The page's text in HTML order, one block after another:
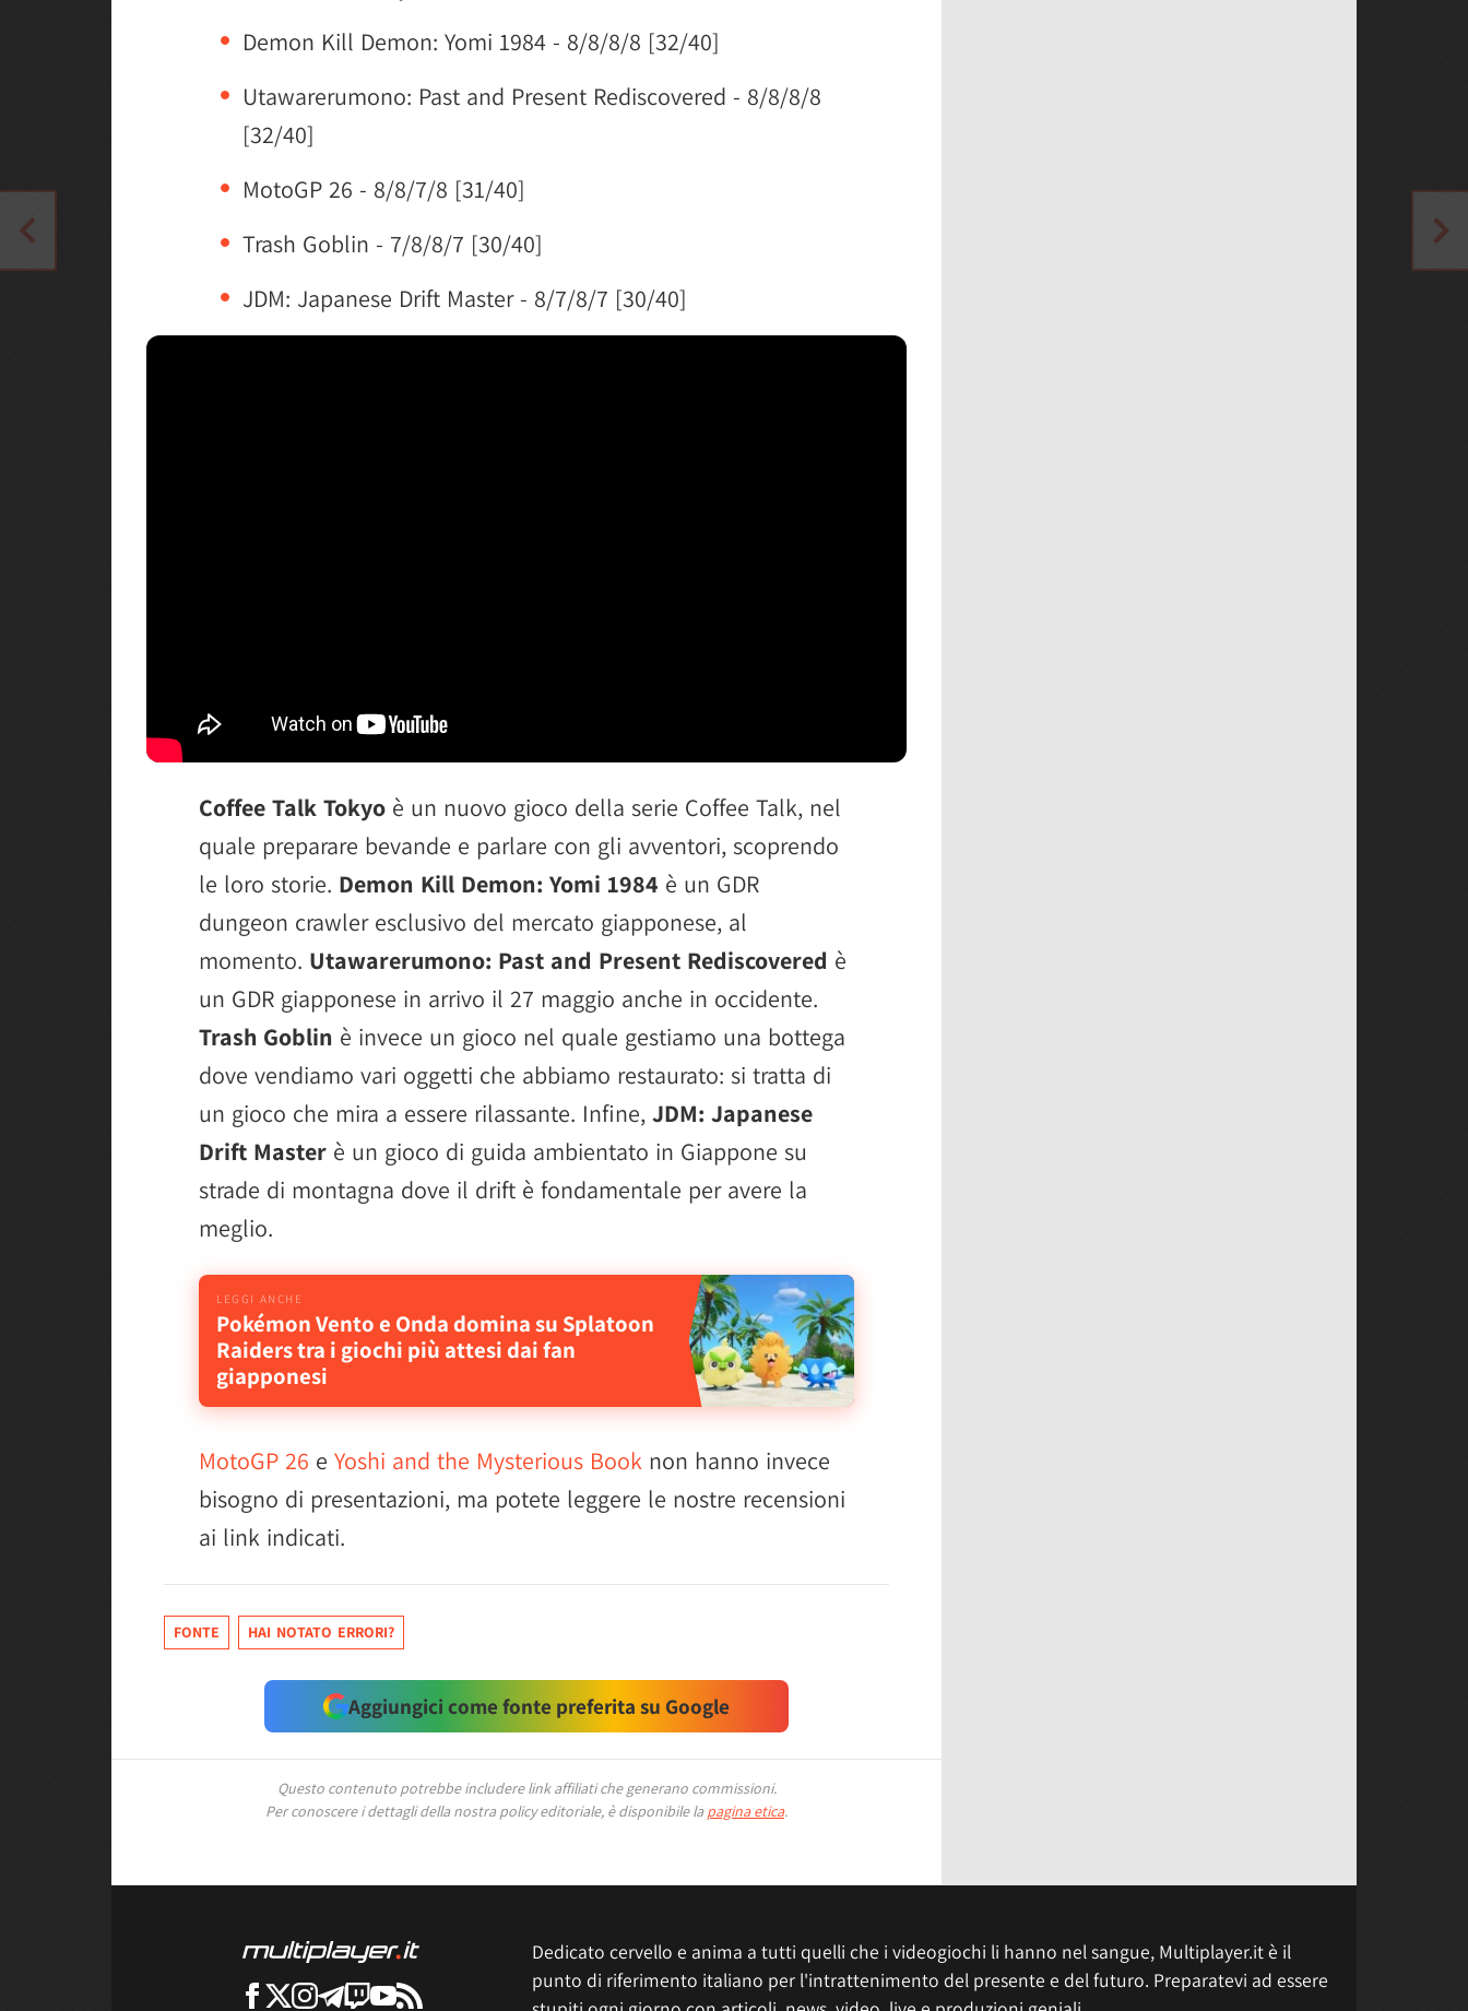
Demon Kill Demon: Yomi 1984 - 8/8/8/8 [32/40]
Utawarerumono: Past and Present Rediscovered - 8/8/8/8
[32/40]
MotoGP 26 - 8/8/7/8 [31/40]
Trash Goblin - 7/8/8/7 [30/40]
JDM: Japanese Drift Master - 8/7/8/7 [30/40]
Coffee Talk Tokyo è un nuovo gioco della serie Coffee Talk, nel
quale preparare bevande e parlare con gli avventori, scoprendo
le loro storie. Demon Kill Demon: Yomi 1984 è un GDR
dungeon crawler esclusivo del mercato giapponese, al
momento. Utawarerumono: Past and Present Rediscovered è
un GDR giapponese in arrivo il 27 maggio anche in occidente.
Trash Goblin è invece un gioco nel quale gestiamo una bottega
dove vendiamo vari oggetti che abbiamo restaurato: si tratta di
un gioco che mira a essere rilassante. Infine, JDM: Japanese
Drift Master è un gioco di guida ambientato in Giappone su
strade di montagna dove il drift è fondamentale per avere la
meglio.
Pokémon Vento e Onda domina su Splatoon
Raiders tra i giochi più attesi dai fan
giapponesi
MotoGP 26 e Yoshi and the Mysterious Book non hanno invece
bisogno di presentazioni, ma potete leggere le nostre recensioni
ai link indicati.
FONTE HAI NOTATO ERRORI?
Aggiungici come fonte preferita su Google
Questo contenuto potrebbe includere link affiliati che generano commissioni.
Per conoscere i dettagli della nostra policy editoriale, è disponibile la pagina etica.
Dedicato cervello e anima a tutti quelli che i videogiochi li hanno nel sangue, Multiplayer.it è il
punto di riferimento italiano per l'intrattenimento del presente e del futuro. Preparatevi ad essere